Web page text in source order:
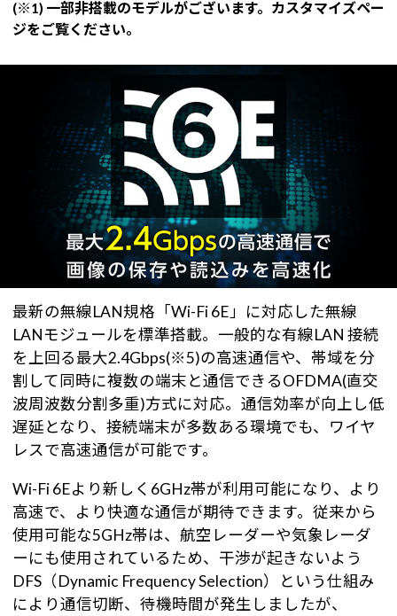
(※1) 一部非搭載のモデルがございます。カスタマイズペー
ジをご覧ください。
最新の無線LAN規格「Wi-Fi 6E」に対応した無線
LANモジュールを標準搭載。一般的な有線LAN 接続
を上回る最大2.4Gbps(※5)の高速通信や、帯域を分
割して同時に複数の端末と通信できるOFDMA(直交
波周波数分割多重)方式に対応。通信効率が向上し低
遅延となり、接続端末が多数ある環境でも、ワイヤ
レスで高速通信が可能です。
Wi-Fi 6Eより新しく6GHz帯が利用可能になり、より
高速で、より快適な通信が期待できます。従来から
使用可能な5GHz帯は、航空レーダーや気象レーダ
ーにも使用されているため、干渉が起きないよう
DFS（Dynamic Frequency Selection）という仕組み
により通信切断、待機時間が発生しましたが、